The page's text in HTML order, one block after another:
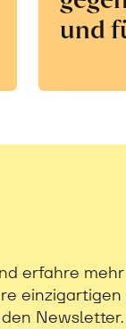
und
erfahre mehr
einzigartigen
Newsletter.